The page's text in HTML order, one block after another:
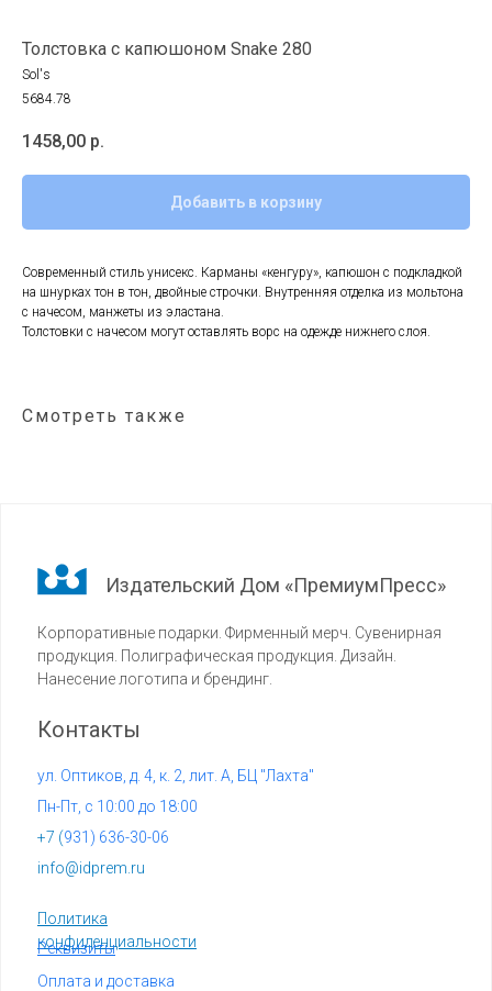
Толстовка с капюшоном Snake 280
Sol's
5684.78
1458,00 р.
Добавить в корзину
Современный стиль унисекс. Карманы «кенгуру», капюшон с подкладкой
на шнурках тон в тон, двойные строчки. Внутренняя отделка из мольтона
с начесом, манжеты из эластана.
Толстовки с начесом могут оставлять ворс на одежде нижнего слоя.
Смотреть также
Издательский Дом «ПремиумПресс»
Корпоративные подарки. Фирменный мерч. Сувенирная
продукция. Полиграфическая продукция. Дизайн.
Нанесение логотипа и брендинг.
info@idprem.ru
Контакты
Политика
конфиденциальности
+7 (931) 636-30-06
Реквизиты
ул. Оптиков, д. 4, к. 2, лит. А, БЦ "Лахта"
Оплата и доставка
Пн-Пт, с 10:00 до 18:00